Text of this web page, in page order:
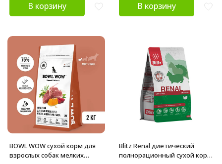
В корзину В корзину
BOWL WOW сухой корм для
взрослых собак мелких
Blitz Renal диетический
полнорационный сухой корм